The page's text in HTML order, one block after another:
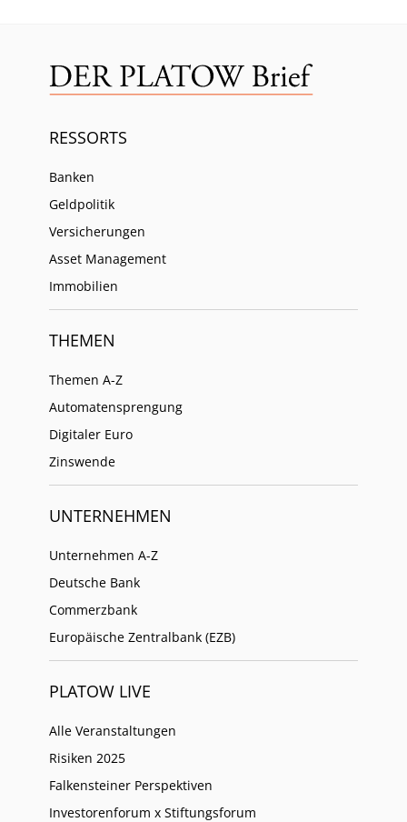
RESSORTS
Banken
Geldpolitik
Versicherungen
Asset Management
Immobilien
THEMEN
Themen A-Z
Automatensprengung
Digitaler Euro
Zinswende
UNTERNEHMEN
Unternehmen A-Z
Deutsche Bank
Commerzbank
Europäische Zentralbank (EZB)
PLATOW LIVE
Alle Veranstaltungen
Risiken 2025
Falkensteiner Perspektiven
Investorenforum x Stiftungsforum